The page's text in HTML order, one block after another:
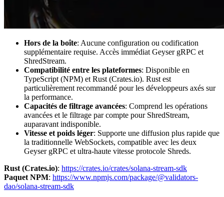
Hors de la boîte: Aucune configuration ou codification
supplémentaire requise. Accès immédiat Geyser gRPC et
ShredStream.
Compatibilité entre les plateformes: Disponible en
TypeScript (NPM) et Rust (Crates.io). Rust est
particulièrement recommandé pour les développeurs axés sur
la performance.
Capacités de filtrage avancées: Comprend les opérations
avancées et le filtrage par compte pour ShredStream,
auparavant indisponible.
Vitesse et poids léger: Supporte une diffusion plus rapide que
la traditionnelle WebSockets, compatible avec les deux
Geyser gRPC et ultra-haute vitesse protocole Shreds.
Rust (Crates.io): https://crates.io/crates/solana-stream-sdk
Paquet NPM: https://www.npmjs.com/package/@validators-
dao/solana-stream-sdk